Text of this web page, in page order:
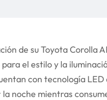
de su Toyota Corolla
para el estilo y la
con tecnología LED
noche mientras